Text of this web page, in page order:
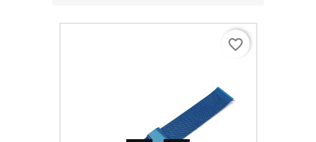
favorite_border